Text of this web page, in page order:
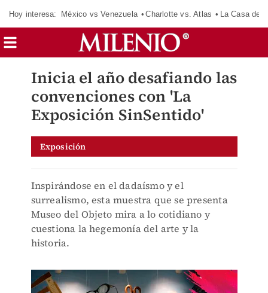
Hoy interesa: México vs Venezuela Charlotte vs. Atlas La Casa de
Inicia el año desafiando las
convenciones con 'La
Exposición SinSentido'
Exposición
Inspirándose en el dadaísmo y el
surrealismo, esta muestra que se presenta
Museo del Objeto mira a lo cotidiano y
cuestiona la hegemonía del arte y la
historia.